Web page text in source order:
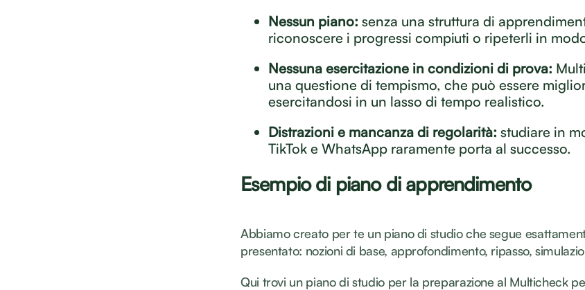
Nessun piano: senza una struttura di
riconoscere i progressi compiuti o ripeterli in
Nessuna esercitazione in condizioni di prova:
una questione di tempismo, che può essere
esercitandosi in un lasso di tempo realistico.
Distrazioni e mancanza di regolarità: studiare in
TikTok e WhatsApp raramente porta al successo.
Esempio di piano di apprendimento
Abbiamo creato per te un piano di studio che segue
presentato: nozioni di base, approfondimento, ripasso,
Qui trovi un piano di studio per la preparazione al Multicheck